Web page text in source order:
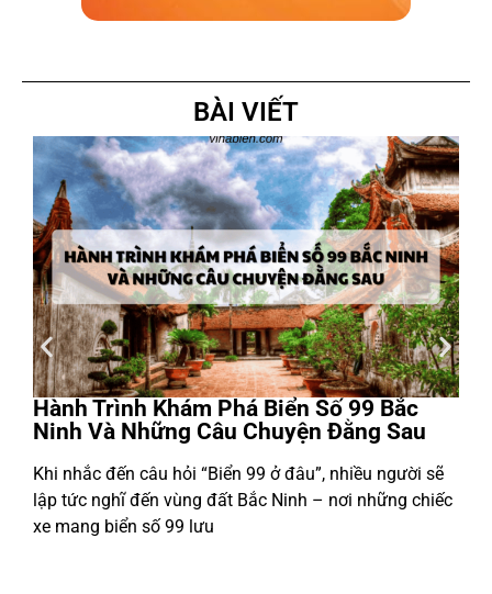
BÀI VIẾT
Hành Trình Khám Phá Biển Số 99 Bắc
Ninh Và Những Câu Chuyện Đằng Sau
Khi nhắc đến câu hỏi “Biển 99 ở đâu”, nhiều người sẽ
lập tức nghĩ đến vùng đất Bắc Ninh – nơi những chiếc
xe mang biển số 99 lưu